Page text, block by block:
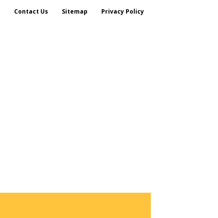
Contact Us Sitemap Privacy Policy